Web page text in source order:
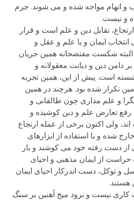
و اتهام مواجه شده و می شوند. جرم
و نیست.
تقابل دین و علم است و قرار
انتخاب ایمان و یا علم و عقل و
البته شکست مفتضحانه همین جریان
دامن دین و دیانت معقولانه و
است. پیش از این، همین تجربه
تکرار شده بود. هرچند در همین
و علم مداری چون طالقانی و
رفع تعارض علم و دین کوشیده و
ولی اکنون برخی از عمله ارتجاع
شده و با استفاده از ابزارهای
دست رفته خود می کوشند و بار
حراست از ایمان مذهبی و احیای
و توکل، دست اندرکار احیای ایمان
هستند.
کاری نیست و نرود میخ آهنین بر سنگ